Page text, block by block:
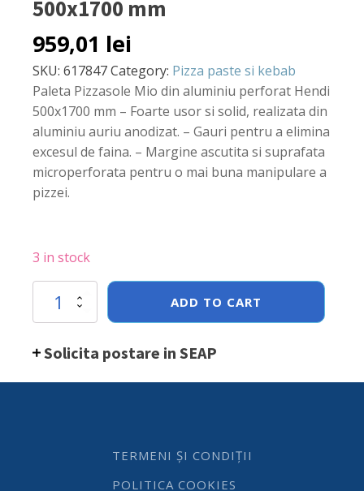
500x1700 mm
959,01 lei
SKU: 617847Category: Pizza paste si kebab
Paleta Pizzasole Mio din aluminiu perforat Hendi
500x1700 mm – Foarte usor si solid, realizata din
aluminiu auriu anodizat. – Gauri pentru a elimina
excesul de faina. – Margine ascutita si suprafata
microperforata pentru o mai buna manipulare a
pizzei.
3 in stock
Paleta
Pizzasole
Mio
aluminiu
ADD TO CART
Solicita postare in SEAP
TERMENI ȘI CONDIȚII
POLITICA COOKIES